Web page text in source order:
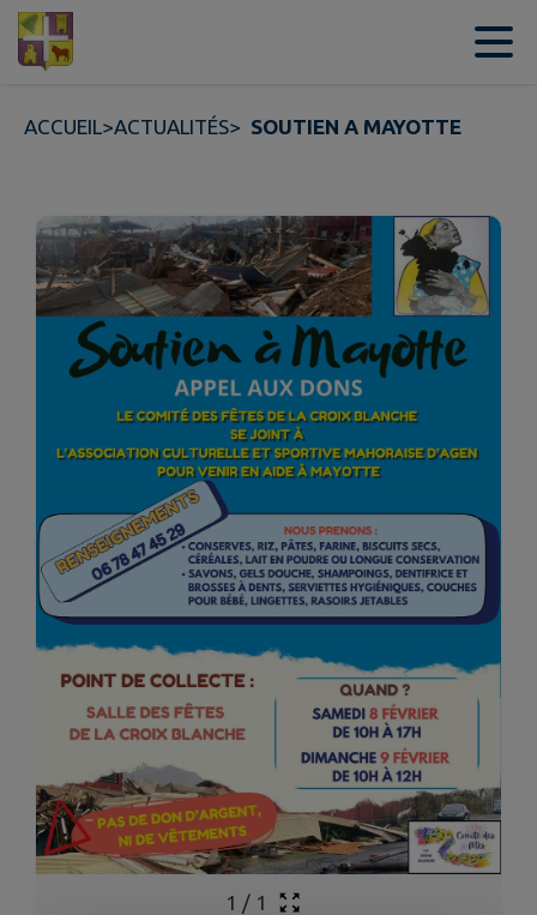
Contenu
ACCUEIL>ACTUALITÉS> SOUTIEN A MAYOTTE
1 / 1